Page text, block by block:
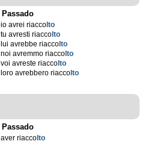
Passado
io avrei riacco lto
tu avresti riacco lto
lui avrebbe riacco lto
noi avremmo riacco lto
voi avreste riacco lto
loro avrebbero riacco lto
Passado
aver riacco lto